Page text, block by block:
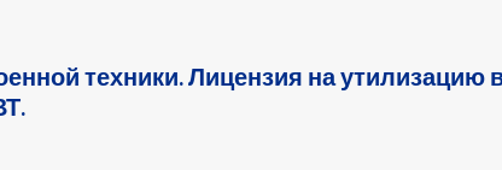
техники. Лицензия на утилизацию